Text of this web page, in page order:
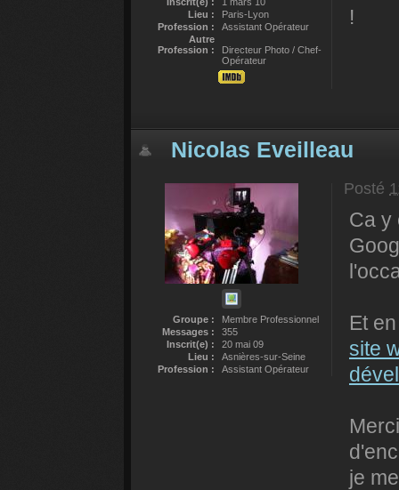
Lieu :
Paris-Lyon
Profession :
Assistant Opérateur
Autre
Profession :
Directeur Photo / Chef-
Opérateur
!
Nicolas Eveilleau
Groupe :
Membre Professionnel
Messages :
355
Inscrit(e) :
20 mai 09
Lieu :
Asnières-sur-Seine
Profession :
Assistant Opérateur
Posté
Ca y
Et
site
je